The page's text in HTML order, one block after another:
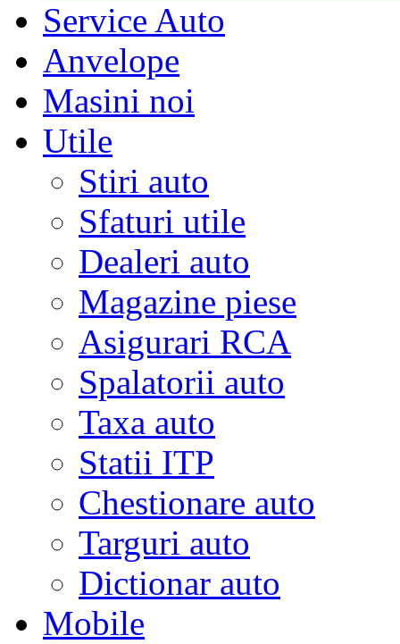
Service Auto
Anvelope
Masini noi
Utile
Stiri auto
Sfaturi utile
Dealeri auto
Magazine piese
Asigurari RCA
Spalatorii auto
Taxa auto
Statii ITP
Chestionare auto
Targuri auto
Dictionar auto
Mobile